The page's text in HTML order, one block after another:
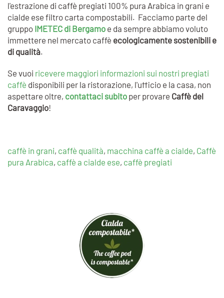
l'estrazione di caffè pregiati 100% pura Arabica in grani e
cialde ese filtro carta compostabili. Facciamo parte del
gruppo IMETEC di Bergamo e da sempre abbiamo voluto
immettere nel mercato caffè ecologicamente sostenibili e
di qualità.
Se vuoi ricevere maggiori informazioni sui nostri pregiati
caffè disponibili per la ristorazione, l'ufficio e la casa, non
aspettare oltre, contattaci subito per provare Caffè del
Caravaggio!
caffè in grani, caffè qualità, macchina caffè a cialde, Caffè
pura Arabica, caffè a cialde ese, caffè pregiati